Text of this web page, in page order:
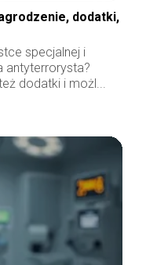
dodatki,
specjalnej i
antyterrorysta?
dodatki i możl...